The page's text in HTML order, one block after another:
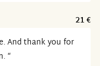
21 €
And thank you for
“